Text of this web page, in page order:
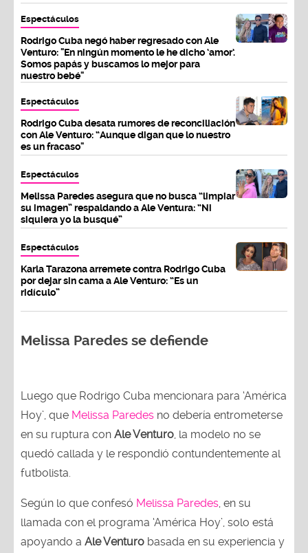
Espectáculos
Rodrigo Cuba negó haber regresado con Ale
Venturo: "En ningún momento le he dicho ‘amor’.
Somos papás y buscamos lo mejor para
nuestro bebé"
Espectáculos
Rodrigo Cuba desata rumores de reconciliación
con Ale Venturo: “Aunque digan que lo nuestro
es un fracaso"
Espectáculos
Melissa Paredes asegura que no busca “limpiar
su imagen” respaldando a Ale Ventura: “Ni
siquiera yo la busqué”
Espectáculos
Karla Tarazona arremete contra Rodrigo Cuba
por dejar sin cama a Ale Venturo: “Es un
ridículo”
Melissa Paredes se defiende
Luego que Rodrigo Cuba mencionara para ‘América
Hoy’, que Melissa Paredes no debería entrometerse
en su ruptura con Ale Venturo , la modelo no se
quedó callada y le respondió contundentemente al
futbolista.
Según lo que confesó Melissa Paredes , en su
llamada con el programa ‘América Hoy’, solo está
apoyando a Ale Venturo basada en su experiencia y